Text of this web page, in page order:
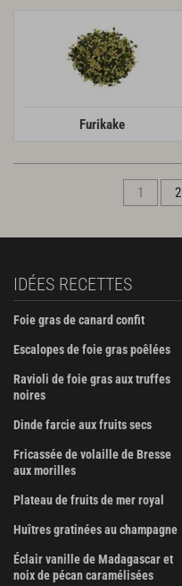
Furikake
1 2
IDÉES RECETTES
Foie gras de canard confit
Escalopes de foie gras poêlées
Ravioli de foie gras aux truffes
noires
Dinde farcie aux fruits secs
Fricassée de volaille de Bresse
aux morilles
Plateau de fruits de mer royal
Huîtres gratinées au champagne
Éclair vanille de Madagascar et
noix de pécan caramélisées